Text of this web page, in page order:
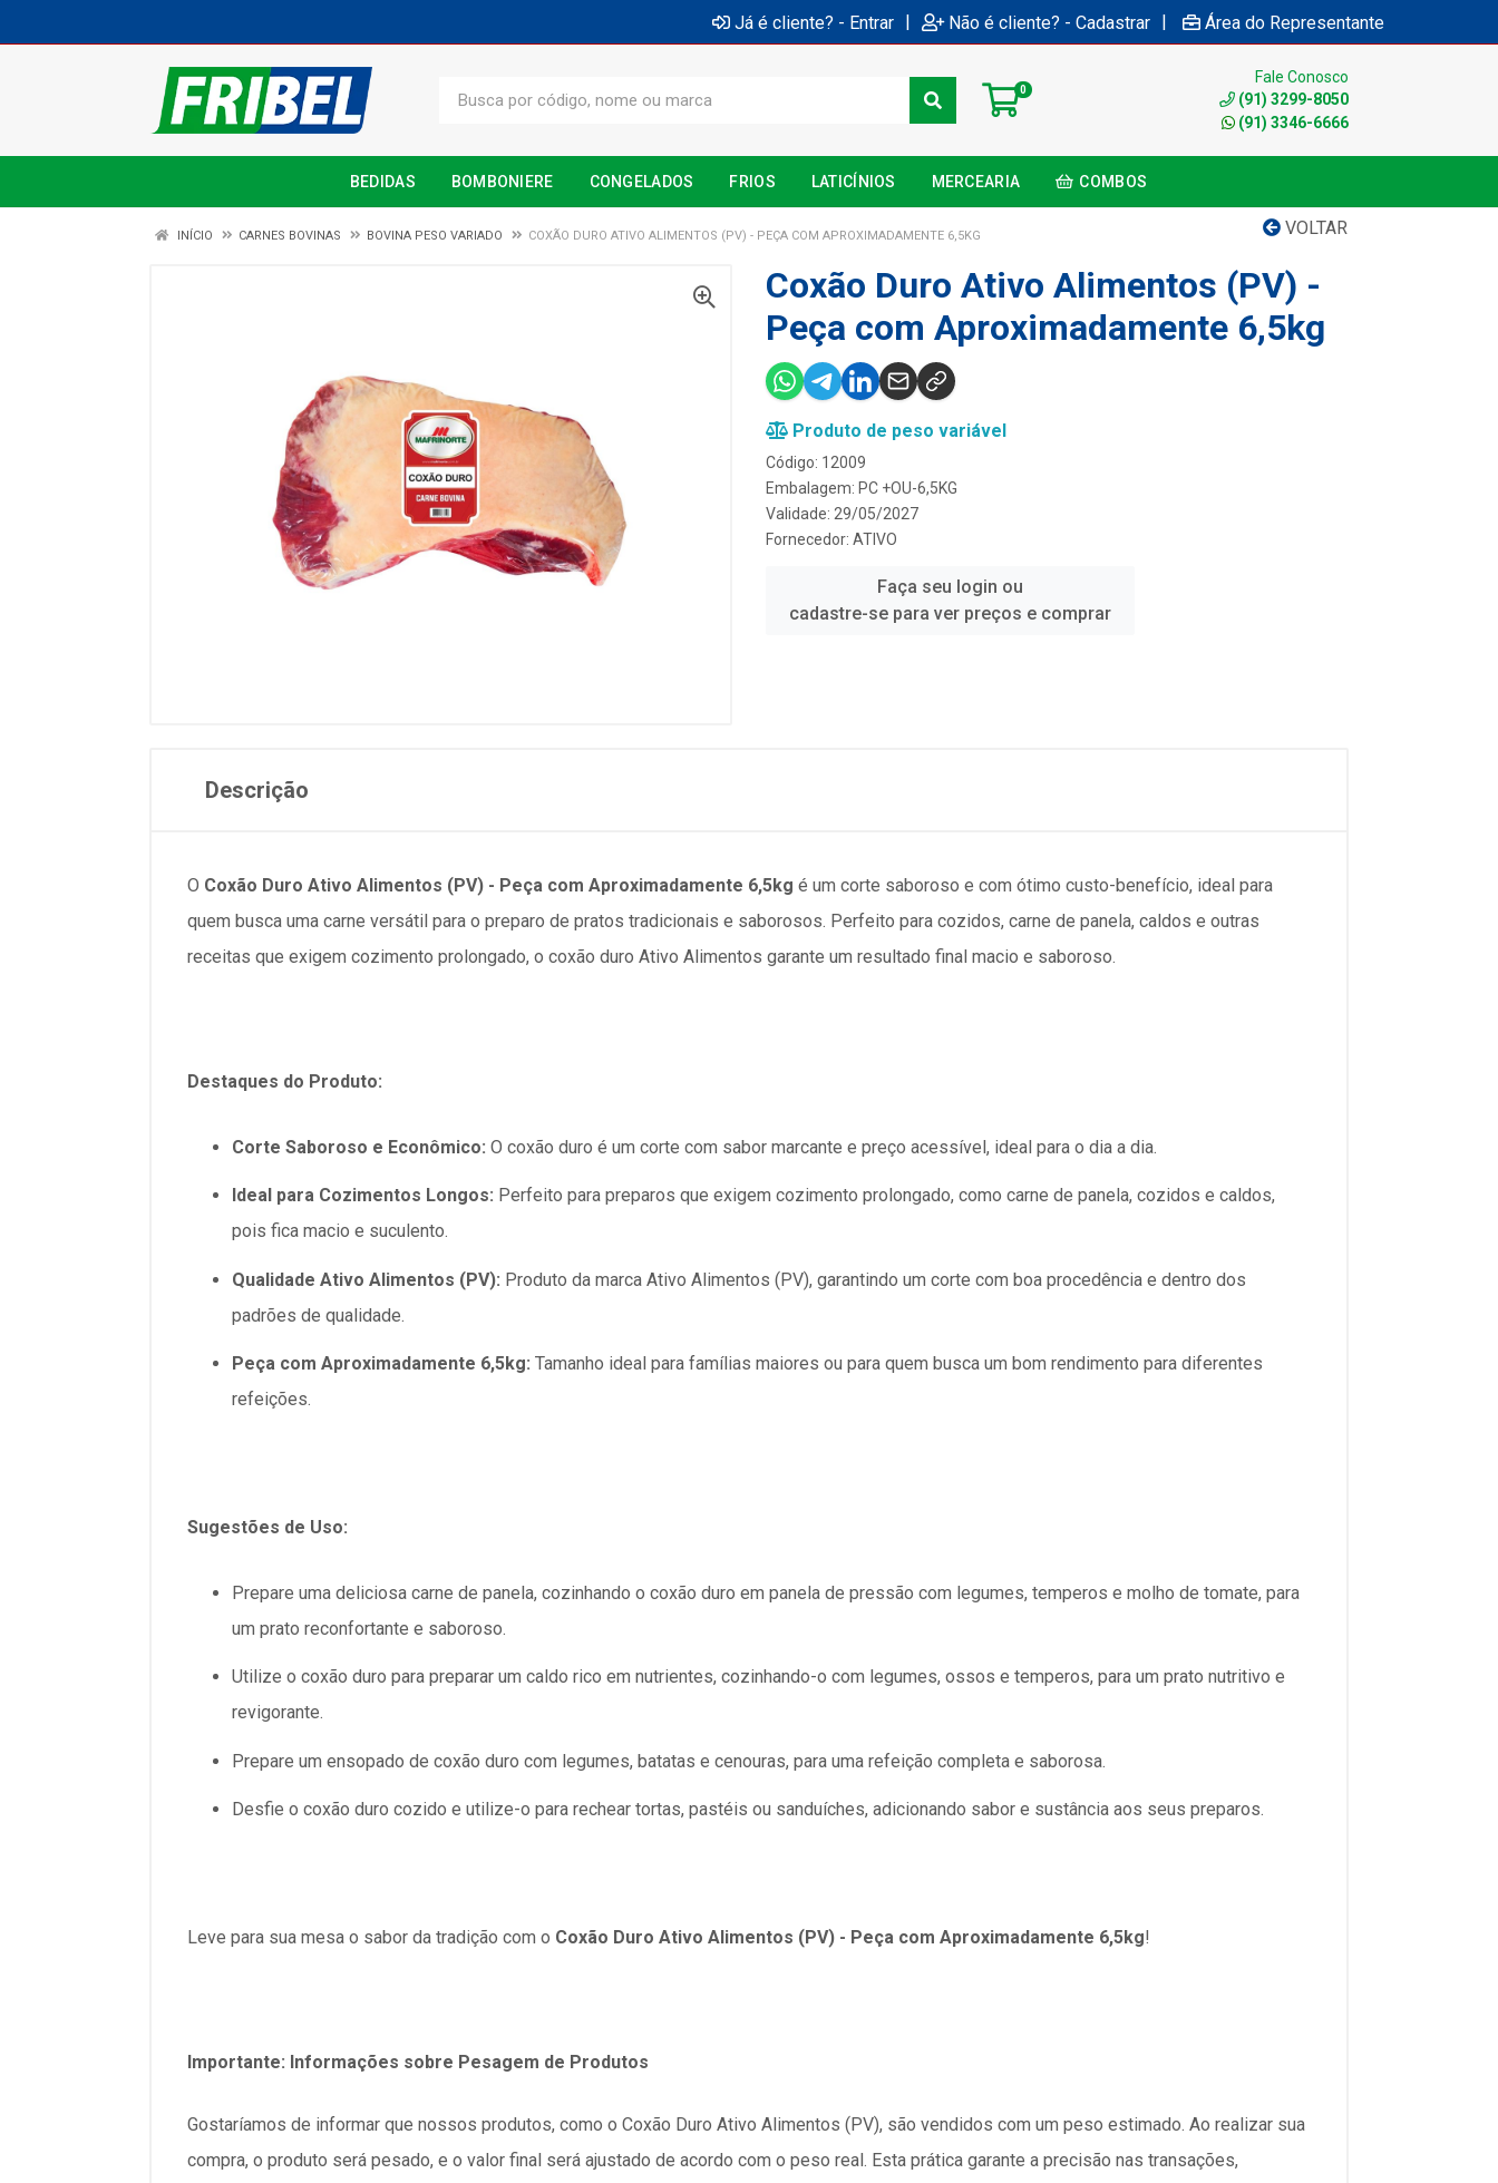
Já é cliente? - Entrar | Não é cliente? - Cadastrar | Área do Representante
0
Fale Conosco
(91) 3299-8050
(91) 3346-6666
BEDIDAS BOMBONIERE CONGELADOS FRIOS LATICÍNIOS MERCEARIA COMBOS
VOLTAR
INÍCIO CARNES BOVINAS BOVINA PESO VARIADO COXÃO DURO ATIVO ALIMENTOS (PV) - PEÇA COM APROXIMADAMENTE 6,5KG
Coxão Duro Ativo Alimentos (PV) -
Peça com Aproximadamente 6,5kg
Produto de peso variável
Código: 12009
Embalagem: PC +OU-6,5KG
Validade: 29/05/2027
Fornecedor: ATIVO
Faça seu login ou
cadastre-se para ver preços e comprar
Descrição
O Coxão Duro Ativo Alimentos (PV) - Peça com Aproximadamente 6,5kg é um corte saboroso e com ótimo custo-benefício, ideal para
quem busca uma carne versátil para o preparo de pratos tradicionais e saborosos. Perfeito para cozidos, carne de panela, caldos e outras
receitas que exigem cozimento prolongado, o coxão duro Ativo Alimentos garante um resultado final macio e saboroso.
Destaques do Produto:
Corte Saboroso e Econômico: O coxão duro é um corte com sabor marcante e preço acessível, ideal para o dia a dia.
Ideal para Cozimentos Longos: Perfeito para preparos que exigem cozimento prolongado, como carne de panela, cozidos e caldos,
pois fica macio e suculento.
Qualidade Ativo Alimentos (PV): Produto da marca Ativo Alimentos (PV), garantindo um corte com boa procedência e dentro dos
padrões de qualidade.
Peça com Aproximadamente 6,5kg: Tamanho ideal para famílias maiores ou para quem busca um bom rendimento para diferentes
refeições.
Sugestões de Uso:
Prepare uma deliciosa carne de panela, cozinhando o coxão duro em panela de pressão com legumes, temperos e molho de tomate, para
um prato reconfortante e saboroso.
Utilize o coxão duro para preparar um caldo rico em nutrientes, cozinhando-o com legumes, ossos e temperos, para um prato nutritivo e
revigorante.
Prepare um ensopado de coxão duro com legumes, batatas e cenouras, para uma refeição completa e saborosa.
Desfie o coxão duro cozido e utilize-o para rechear tortas, pastéis ou sanduíches, adicionando sabor e sustância aos seus preparos.
Leve para sua mesa o sabor da tradição com o Coxão Duro Ativo Alimentos (PV) - Peça com Aproximadamente 6,5kg!
Importante: Informações sobre Pesagem de Produtos
Gostaríamos de informar que nossos produtos, como o Coxão Duro Ativo Alimentos (PV), são vendidos com um peso estimado. Ao realizar sua
compra, o produto será pesado, e o valor final será ajustado de acordo com o peso real. Esta prática garante a precisão nas transações,